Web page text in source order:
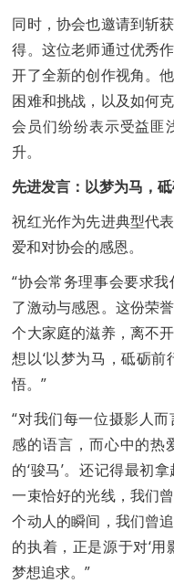
同时，协会也邀请到斩
得。这位老师通过优秀
开了全新的创作视角。
困难和挑战，以及如何
会员们纷纷表示受益匪
升。
先进发言：以梦为马，
祝红光作为先进典型代
爱和对协会的感恩。
“协会常务理事会要求
了激动与感恩。这份荣
个大家庭的滋养，离不
想以‘以梦为马，砥砺
悟。”
“对我们每一位摄影人
感的语言，而心中的热
的‘骏马’。还记得最初
一束恰好的光线，我们
个动人的瞬间，我们曾
的执着，正是源于对‘
梦想追求。”